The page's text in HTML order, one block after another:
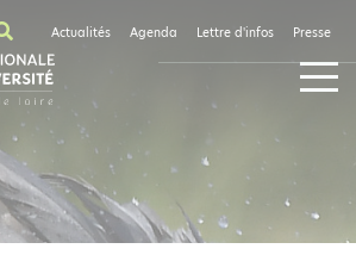
Actualités Agenda Lettre d'infos Presse